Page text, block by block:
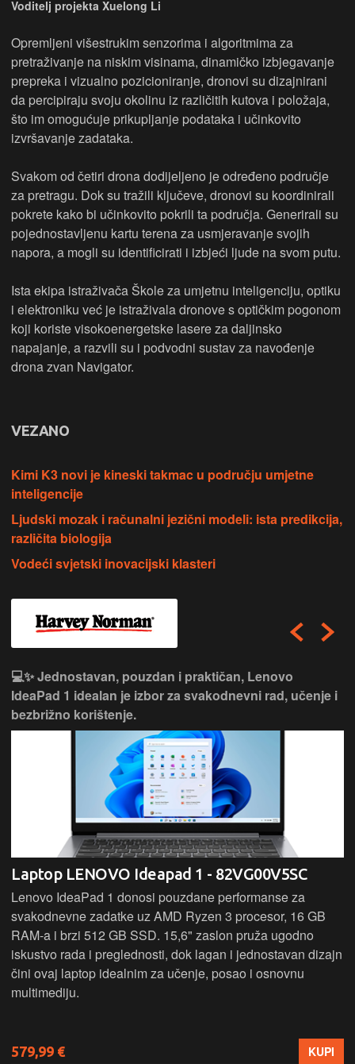
Voditelj projekta Xuelong Li
Opremljeni višestrukim senzorima i algoritmima za
pretraživanje na niskim visinama, dinamičko izbjegavanje
prepreka i vizualno pozicioniranje, dronovi su dizajnirani
da percipiraju svoju okolinu iz različitih kutova i položaja,
što im omogućuje prikupljanje podataka i učinkovito
izvršavanje zadataka.
Svakom od četiri drona dodijeljeno je određeno područje
za pretragu. Dok su tražili ključeve, dronovi su koordinirali
pokrete kako bi učinkovito pokrili ta područja. Generirali su
pojednostavljenu kartu terena za usmjeravanje svojih
napora, a mogli su identificirati i izbjeći ljude na svom putu.
Ista ekipa istraživača Škole za umjetnu inteligenciju, optiku
i elektroniku već je istraživala dronove s optičkim pogonom
koji koriste visokoenergetske lasere za daljinsko
napajanje, a razvili su i podvodni sustav za navođenje
drona zvan Navigator.
VEZANO
Kimi K3 novi je kineski takmac u području umjetne
inteligencije
Ljudski mozak i računalni jezični modeli: ista predikcija,
različita biologija
Vodeći svjetski inovacijski klasteri
💻✨ Jednostavan, pouzdan i praktičan, Lenovo
IdeaPad 1 idealan je izbor za svakodnevni rad, učenje i
bezbrižno korištenje.
Laptop LENOVO Ideapad 1 - 82VG00V5SC
Lenovo IdeaPad 1 donosi pouzdane performanse za
svakodnevne zadatke uz AMD Ryzen 3 procesor, 16 GB
RAM-a i brzi 512 GB SSD. 15,6" zaslon pruža ugodno
iskustvo rada i preglednosti, dok lagan i jednostavan dizajn
čini ovaj laptop idealnim za učenje, posao i osnovnu
multimediju.
579,99 € KUPI